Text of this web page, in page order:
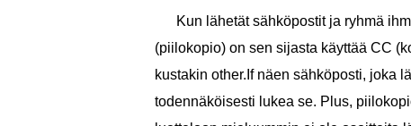
Kun lähetät sähköpostit ja ryhmä
(piilokopio) on sen sijasta käyttää CC
kustakin other.If näen sähköposti, joka
todennäköisesti lukea se. Plus,